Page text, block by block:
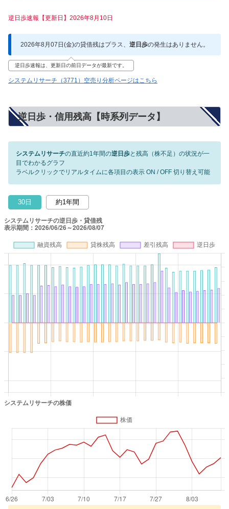
逆日歩速報【更新日】2026年8月10日
2026年8月07日(金)の貸借残はプラス、 逆日歩の発生はありません。
逆日歩速報は、更新日の前日データが最新です。
システムリサーチ（3771）空売り分析ページはこちら
逆日歩・信用残高【時系列データ】
システムリサーチの直近約1年間の逆日歩と残高（株不足）の状況が一
目でわかるグラフ
ラベルクリックでリアルタイムに各項目の表示 ON / OFF 切り替え可能
30日 約1年間